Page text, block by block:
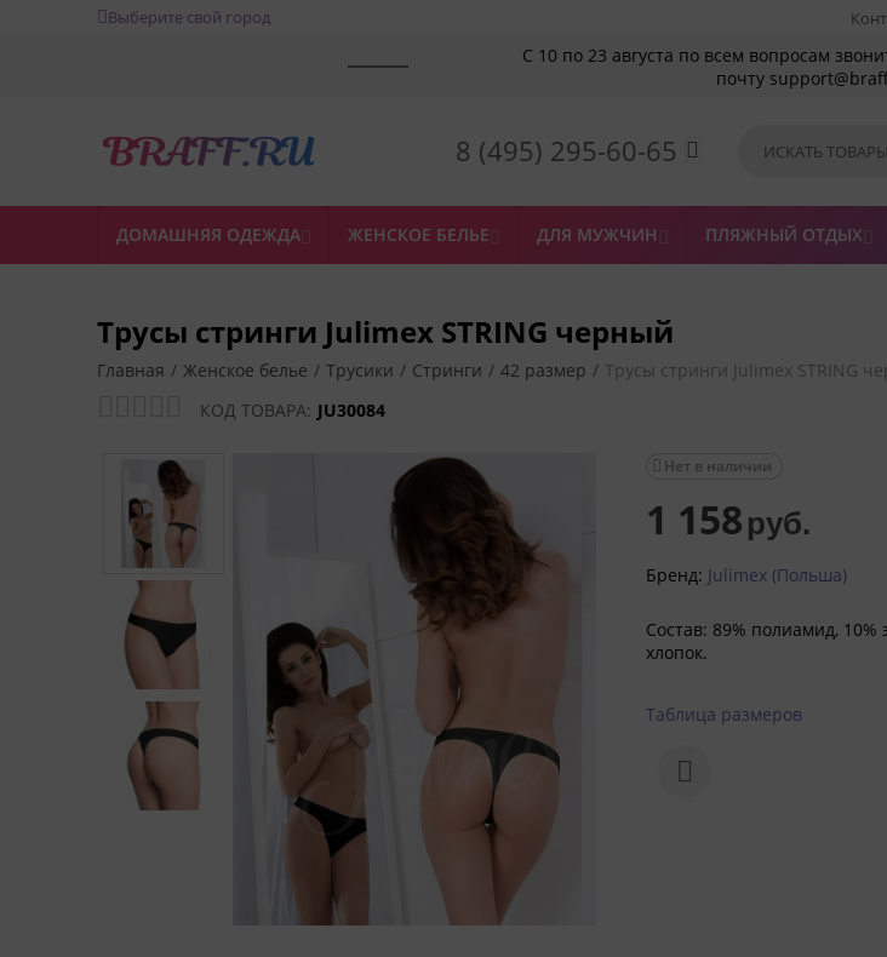
Выберите свой город
С 10 по 23 августа по всем вопросам
почту
8 (495) 295-60-65 
ДОМАШНЯЯ ОДЕЖДА ЖЕНСКОЕ БЕЛЬЕ ДЛЯ МУЖЧИН ПЛЯЖНЫЙ ОТДЫХ
Трусы стринги Julimex STRING черный
Главная / Женское белье / Трусики / Стринги / 42 размер / Трусы стринги Julimex STRING
КОД ТОВАРА: JU30084
Нет в наличии
1 158 руб.
Бренд: Julimex (Польша)
Состав: 89% полиамид, 10%
хлопок.
Таблица размеров